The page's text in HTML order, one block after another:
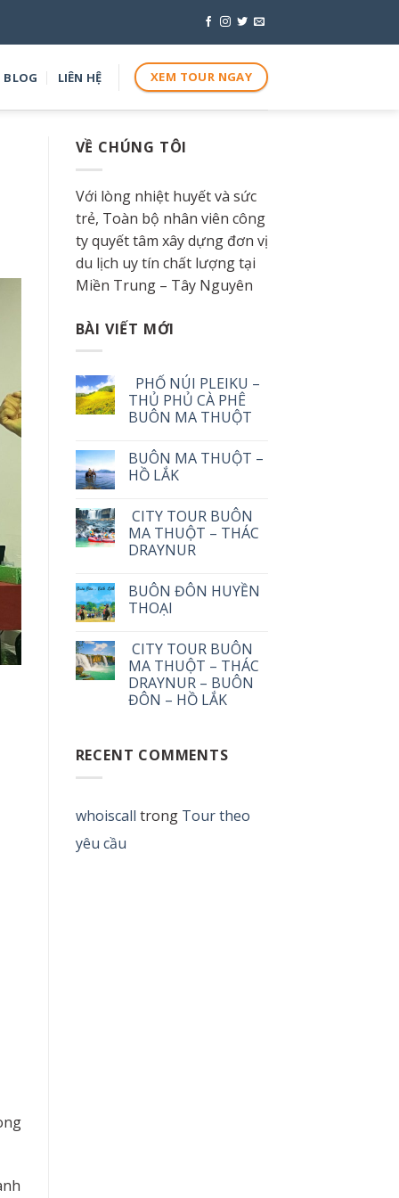
BLOG LIÊN HỆ XEM TOUR NGAY
VỀ CHÚNG TÔI
Với lòng nhiệt huyết và sức
trẻ, Toàn bộ nhân viên công
ty quyết tâm xây dựng đơn vị
du lịch uy tín chất lượng tại
Miền Trung – Tây Nguyên
BÀI VIẾT MỚI
PHỐ NÚI PLEIKU –
THỦ PHỦ CÀ PHÊ
BUÔN MA THUỘT
BUÔN MA THUỘT –
HỒ LẮK
CITY TOUR BUÔN
MA THUỘT – THÁC
DRAYNUR
BUÔN ĐÔN HUYỀN
THOẠI
CITY TOUR BUÔN
MA THUỘT – THÁC
DRAYNUR – BUÔN
ĐÔN – HỒ LẮK
RECENT COMMENTS
whoiscall trong Tour theo
yêu cầu